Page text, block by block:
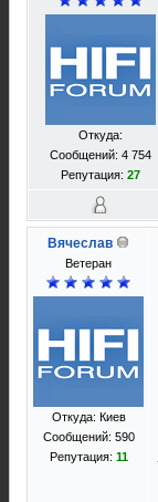
Откуда:
Сообщений: 4 754
Репутация: 27
Вячеслав
Ветеран
Откуда: Киев
Сообщений: 590
Репутация: 11